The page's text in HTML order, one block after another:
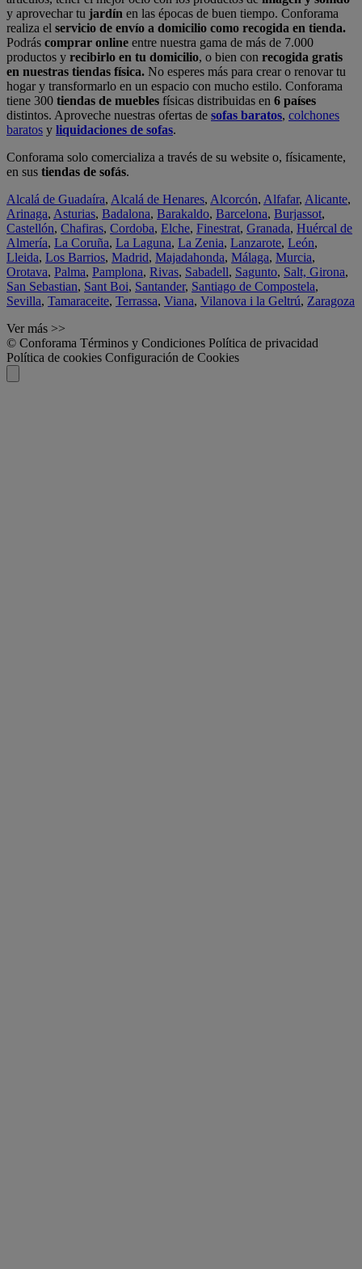
y aprovechar tu jardín en las épocas de buen tiempo. Conforama
realiza el servicio de envío a domicilio como recogida en tienda.
Podrás comprar online entre nuestra gama de más de 7.000
productos y recibirlo en tu domicilio, o bien con recogida gratis
en nuestras tiendas física. No esperes más para crear o renovar tu
hogar y transformarlo en un espacio con mucho estilo. Conforama
tiene 300 tiendas de muebles físicas distribuidas en 6 países
distintos. Aproveche nuestras ofertas de sofas baratos, colchones
baratos y liquidaciones de sofas.
Conforama solo comercializa a través de su website o, físicamente,
en sus tiendas de sofás.
Alcalá de Guadaíra, Alcalá de Henares, Alcorcón, Alfafar, Alicante,
Arinaga, Asturias, Badalona, Barakaldo, Barcelona, Burjassot,
Castellón, Chafiras, Cordoba, Elche, Finestrat, Granada, Huércal de
Almería, La Coruña, La Laguna, La Zenia, Lanzarote, León,
Lleida, Los Barrios, Madrid, Majadahonda, Málaga, Murcia,
Orotava, Palma, Pamplona, Rivas, Sabadell, Sagunto, Salt, Girona,
San Sebastian, Sant Boi, Santander, Santiago de Compostela,
Sevilla, Tamaraceite, Terrassa, Viana, Vilanova i la Geltrú, Zaragoza
Ver más >>
© Conforama Términos y Condiciones Política de privacidad
Política de cookies Configuración de Cookies